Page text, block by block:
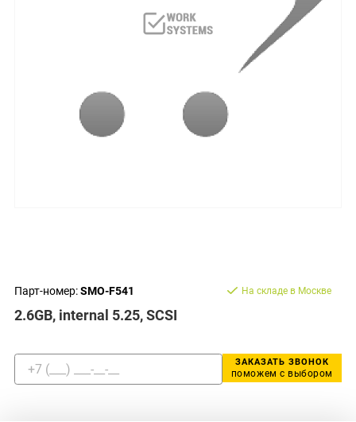
Парт-номер:SMO-F541
2.6GB, internal 5.25, SCSI
На складе в Москве
ЗАКАЗАТЬ ЗВОНОК
поможем с выбором